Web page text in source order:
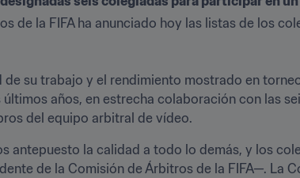
de la FIFA ha anunciado hoy las listas de los
de su trabajo y el rendimiento mostrado en
años, en estrecha colaboración con las
del equipo arbitral de vídeo.
antepuesto la calidad a todo lo demás, y los
de la Comisión de Árbitros de la FIFA—. La